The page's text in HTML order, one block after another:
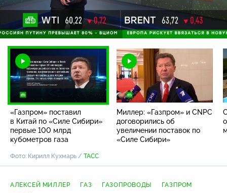
/
Загрузка:
100.00%
«Газпром» поставил
в Китай по «Силе Сибири»
первые 100 млрд
кубометров газа
Миллер: «Газпром» и CNPC
договорились об
увеличении поставок по
«Силе Сибири»
Фото: Кирилл Кухмарь / ТАСС
АЛЕКСЕЙ МИЛЛЕР ГАЗ ГАЗОПРОВОДЫ
ГАЗПРОМ